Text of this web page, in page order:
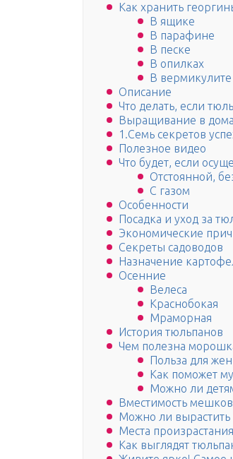
Как хранить
В ящике
В парафине
В песке
В опилках
В вермикулите
Описание
Что делать, если
Выращивание в
1.Семь секретов
Полезное видео
Что будет, если
Отстоянной,
С газом
Особенности
Посадка и уход за
Экономические
Секреты садоводов
Назначение
Осенние
Велеса
Краснобокая
Мраморная
История тюльпанов
Чем полезна
Польза для
Как поможет
Можно ли
Вместимость
Можно ли
Места произрастания
Как выглядят